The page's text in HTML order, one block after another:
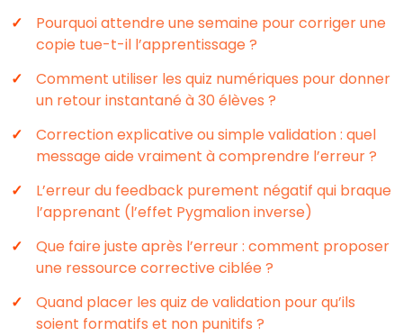
Pourquoi attendre une semaine pour corriger une
copie tue-t-il l’apprentissage ?
Comment utiliser les quiz numériques pour donner
un retour instantané à 30 élèves ?
Correction explicative ou simple validation : quel
message aide vraiment à comprendre l’erreur ?
L’erreur du feedback purement négatif qui braque
l’apprenant (l’effet Pygmalion inverse)
Que faire juste après l’erreur : comment proposer
une ressource corrective ciblée ?
Quand placer les quiz de validation pour qu’ils
soient formatifs et non punitifs ?